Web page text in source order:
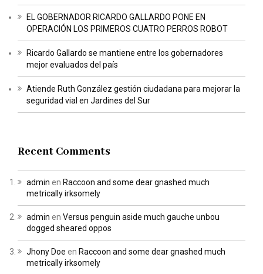
EL GOBERNADOR RICARDO GALLARDO PONE EN
OPERACIÓN LOS PRIMEROS CUATRO PERROS ROBOT
Ricardo Gallardo se mantiene entre los gobernadores
mejor evaluados del país
Atiende Ruth González gestión ciudadana para mejorar la
seguridad vial en Jardines del Sur
Recent Comments
admin en Raccoon and some dear gnashed much
metrically irksomely
admin en Versus penguin aside much gauche unbou
dogged sheared oppos
Jhony Doe en Raccoon and some dear gnashed much
metrically irksomely